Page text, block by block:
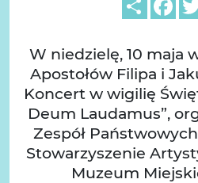
W niedzielę, 10 maja
Apostołów Filipa i
Koncert w wigilię
Deum Laudamus”,
Zespół
Stowarzyszenie
Muzeum